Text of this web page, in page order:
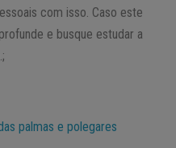
com isso. Caso este
e busque estudar a
palmas e polegares